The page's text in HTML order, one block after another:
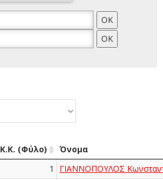
Κ.Κ. (Φύλο) Όνομα
1 ΓΙΑΝΝΟΠΟΥΛΟΣ